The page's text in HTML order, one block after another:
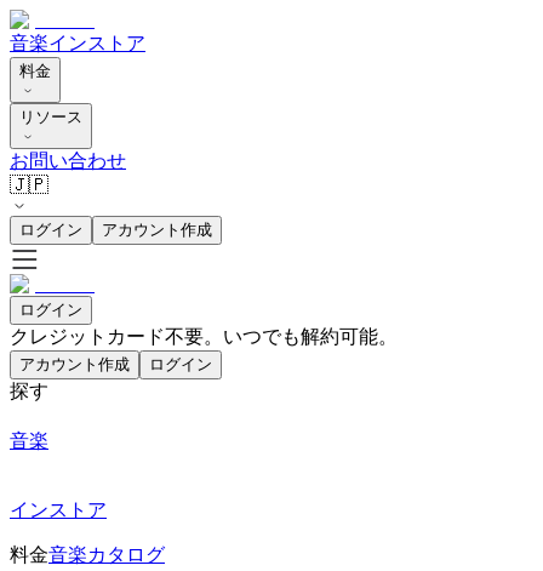
音楽インストア
料金
リソース
お問い合わせ
🇯🇵
ログイン アカウント作成
ログイン
クレジットカード不要。いつでも解約可能。
アカウント作成 ログイン
探す
音楽
インストア
料金音楽カタログ